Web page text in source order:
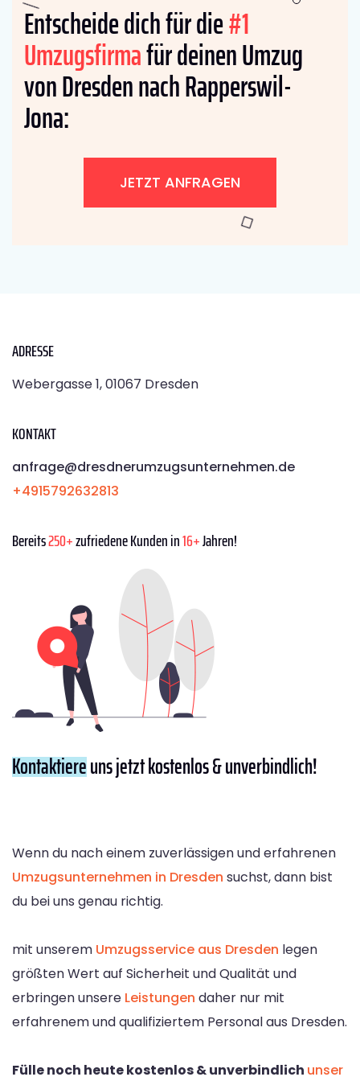
Entscheide dich für die#1
Umzugsfirmafür deinen Umzug
von Dresden nach Rapperswil-
Jona:
JETZT ANFRAGEN
ADRESSE
Webergasse 1, 01067 Dresden
KONTAKT
anfrage@dresdnerumzugsunternehmen.de
+4915792632813
Bereits250+zufriedene Kunden in16+Jahren!
Kontaktiereuns jetzt kostenlos & unverbindlich!
Wenn du nach einem zuverlässigen und erfahrenen
Umzugsunternehmen in Dresden suchst, dann bist
du bei uns genau richtig.
mit unserem Umzugsservice aus Dresden legen
größten Wert auf Sicherheit und Qualität und
erbringen unsere Leistungen daher nur mit
erfahrenem und qualifiziertem Personal aus Dresden.
Fülle noch heute kostenlos & unverbindlich unser